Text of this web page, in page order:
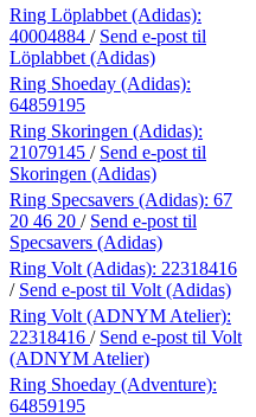
Ring Löplabbet (Adidas):
40004884 / Send e-post til
Löplabbet (Adidas)
Ring Shoeday (Adidas):
64859195
Ring Skoringen (Adidas):
21079145 / Send e-post til
Skoringen (Adidas)
Ring Specsavers (Adidas): 67
20 46 20 / Send e-post til
Specsavers (Adidas)
Ring Volt (Adidas): 22318416
/ Send e-post til Volt (Adidas)
Ring Volt (ADNYM Atelier):
22318416 / Send e-post til Volt
(ADNYM Atelier)
Ring Shoeday (Adventure):
64859195